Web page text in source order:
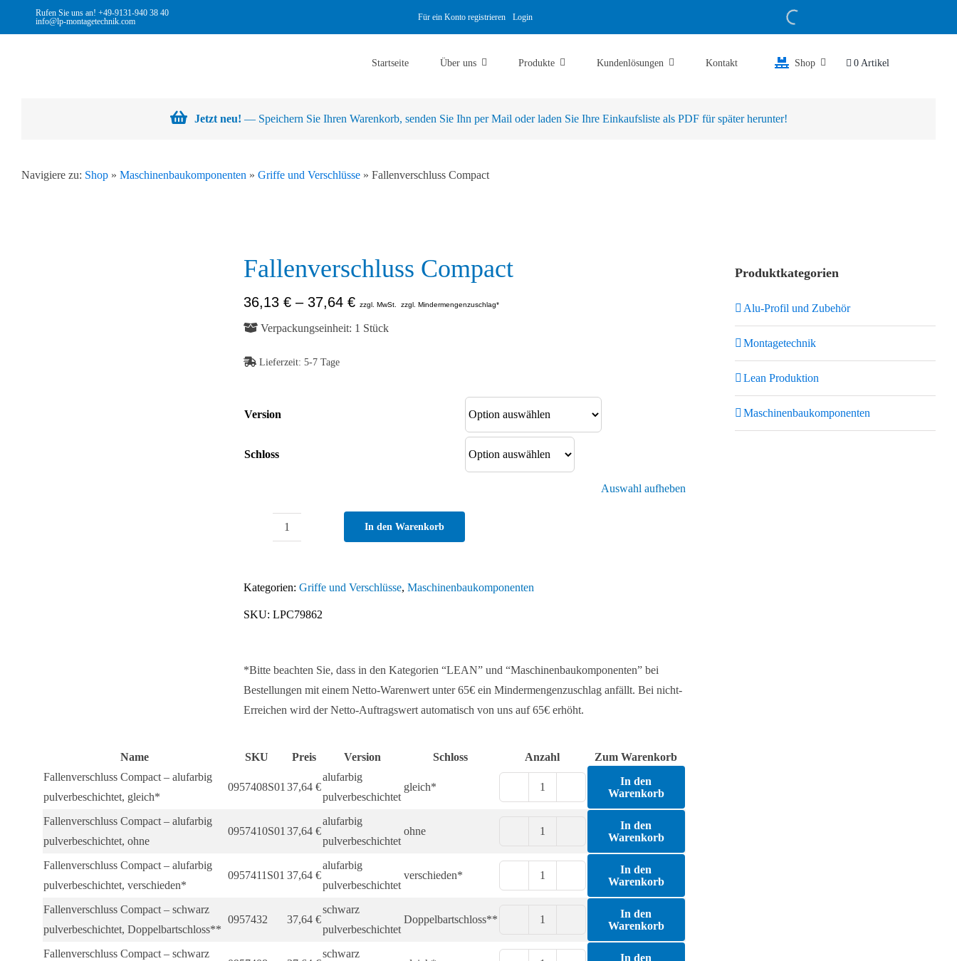
Rufen Sie uns an! +49-9131-940 38 40
info@lp-montagetechnik.com
Für ein Konto registrieren Login
Startseite Über uns Produkte Kundenlösungen Kontakt Shop 0 Artikel
Jetzt neu! — Speichern Sie Ihren Warenkorb, senden Sie Ihn per Mail oder laden Sie Ihre Einkaufsliste als PDF für später herunter!
Navigiere zu: Shop» Maschinenbaukomponenten » Griffe und Verschlüsse» Fallenverschluss Compact
Fallenverschluss Compact
36,13 €– 37,64 € zzgl. MwSt. zzgl. Mindermengenzuschlag*
Verpackungseinheit: 1 Stück
Lieferzeit: 5-7 Tage
Version
Schloss
Auswahl aufheben
In den Warenkorb
Kategorien: Griffe und Verschlüsse, Maschinenbaukomponenten
SKU: LPC79862
*Bitte beachten Sie, dass in den Kategorien “LEAN” und “Maschinenbaukomponenten” bei
Bestellungen mit einem Netto-Warenwert unter 65€ ein Mindermengenzuschlag anfällt. Bei nicht-
Erreichen wird der Netto-Auftragswert automatisch von uns auf 65€ erhöht.
Name SKU Preis Version Schloss Anzahl
Zum Warenkorb
Fallenverschluss Compact – alufarbig
pulverbeschichtet, gleich*
0957408S01 37,64 €
alufarbig
pulverbeschichtet
gleich*
Fallenverschluss
Menge
In den
Warenkorb
Fallenverschluss Compact – alufarbig
pulverbeschichtet, ohne
0957410S01 37,64 €
alufarbig
pulverbeschichtet
ohne
Fallenverschluss
Compact
Menge
In den
Warenkorb
Fallenverschluss Compact – alufarbig
pulverbeschichtet, verschieden*
0957411S01 37,64 €
alufarbig
pulverbeschichtet
verschieden*
Fallenverschluss
Menge
In den
Warenkorb
Fallenverschluss Compact – schwarz
pulverbeschichtet, Doppelbartschloss**
0957432 37,64 €
schwarz
pulverbeschichtet
Doppelbartschloss**
Fallenverschluss
Compact
In den
Warenkorb
Fallenverschluss Compact – schwarz
schwarz
In den
Produktkategorien
Alu-Profil und Zubehör
Montagetechnik
Lean Produktion
Maschinenbaukomponenten